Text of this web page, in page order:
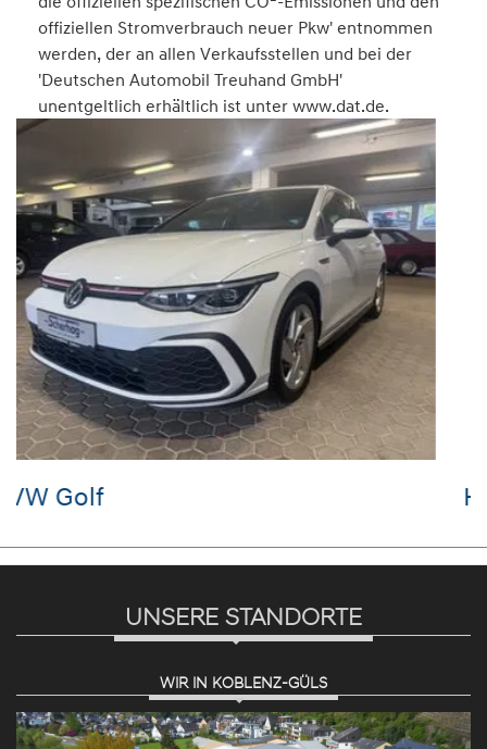
offiziellen Stromverbrauch neuer Pkw' entnommen
werden, der an allen Verkaufsstellen und bei der
'Deutschen Automobil Treuhand GmbH'
unentgeltlich erhältlich ist unter www.dat.de.
Hyundai i10
UNSERE STANDORTE
WIR IN KOBLENZ-GÜLS